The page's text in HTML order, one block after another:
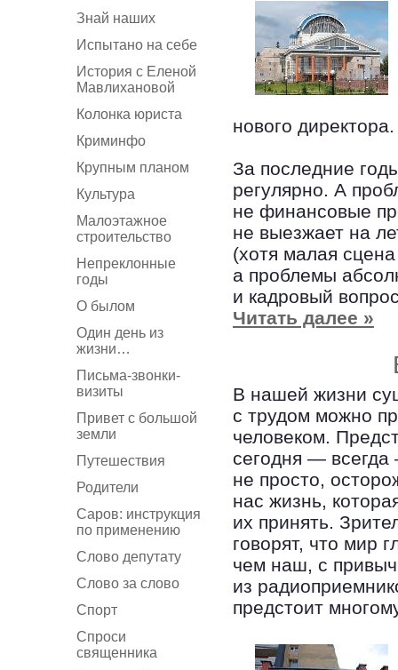
Знай наших
Испытано на себе
История с Еленой
Мавлихановой
Колонка юриста
Криминфо
Крупным планом
Культура
Малоэтажное
строительство
Непреклонные
годы
О былом
Один день из
жизни…
Письма-звонки-
визиты
Привет с большой
земли
Путешествия
Родители
Саров: инструкция
по применению
Слово депутату
Слово за слово
Спорт
Спроси
священника
нового директора.
За последние
регулярно. А
не финансовые
не выезжает на
(хотя малая
а проблемы
и кадровый
Читать далее »
В нашей жизни
с трудом можно
человеком.
сегодня —
не просто,
нас жизнь,
их принять.
говорят, что мир
чем наш, с
из
предстоит